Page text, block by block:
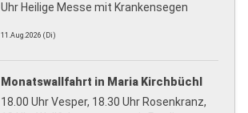
Uhr Heilige Messe mit Krankensegen
11.Aug.2026 (Di)
Monatswallfahrt in Maria Kirchbüchl
18.00 Uhr Vesper, 18.30 Uhr Rosenkranz,